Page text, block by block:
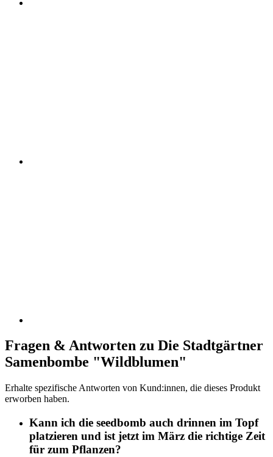
Fragen & Antworten zu Die Stadtgärtner
Samenbombe "Wildblumen"
Erhalte spezifische Antworten von Kund:innen, die dieses Produkt
erworben haben.
Kann ich die seedbomb auch drinnen im Topf
platzieren und ist jetzt im März die richtige Zeit
für zum Pflanzen?